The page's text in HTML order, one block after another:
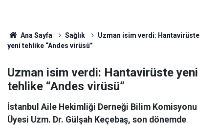
Ana Sayfa Sağlık
Uzman isim verdi: Hantavirüste
yeni tehlike “Andes virüsü”
Uzman isim verdi: Hantavirüste yeni
tehlike “Andes virüsü”
İstanbul Aile Hekimliği Derneği Bilim Komisyonu
Üyesi Uzm. Dr. Gülşah Keçebaş, son dönemde